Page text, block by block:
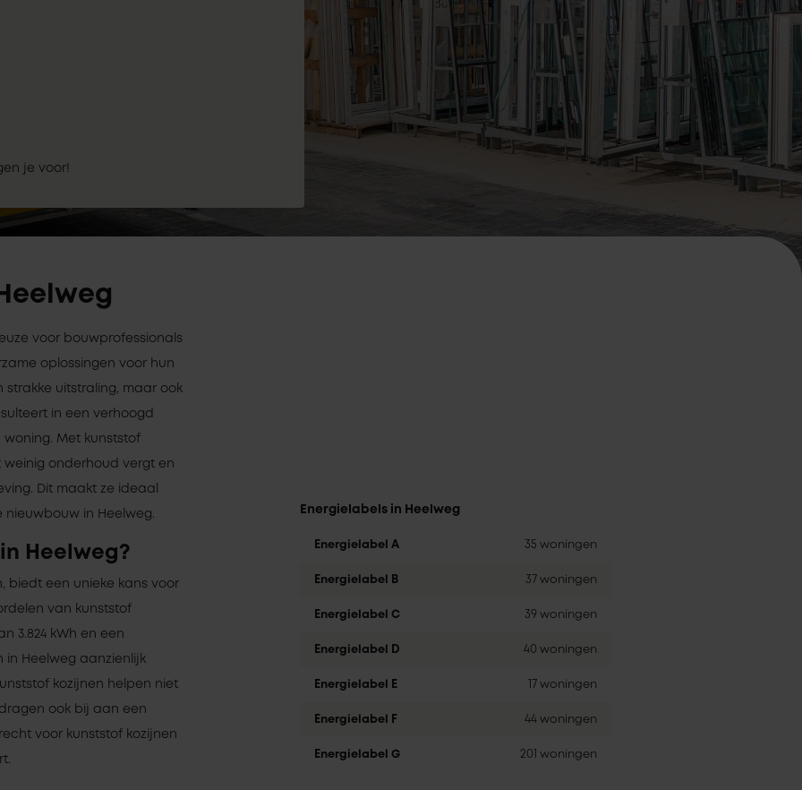
je voor!
voor bouwprofessionals
oplossingen voor hun
strakke uitstraling, maar ook
in een verhoogd
Met kunststof
onderhoud vergt en
Dit maakt ze ideaal
in Heelweg.
Heelweg?
biedt een unieke kans voor
van kunststof
3.824 kWh en een
in Heelweg aanzienlijk
kozijnen helpen niet
ook bij aan een
voor kunststof kozijnen
Energielabels in Heelweg
Energielabel A 35 woningen
Energielabel B 37 woningen
Energielabel C 39 woningen
Energielabel D 40 woningen
Energielabel E 17 woningen
Energielabel F 44 woningen
Energielabel G 201 woningen